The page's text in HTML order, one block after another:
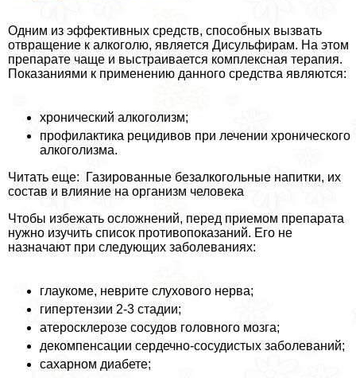
Одним из эффективных средств, способных вызвать
отвращение к алкоголю, является Дисульфирам. На этом
препарате чаще и выстраивается комплексная терапия.
Показаниями к применению данного средства являются:
хронический алкоголизм;
профилактика рецидивов при лечении хронического
алкоголизма.
Читать еще: Газированные безалкогольные напитки, их
состав и влияние на организм человека
Чтобы избежать осложнений, перед приемом препарата
нужно изучить список противопоказаний. Его не
назначают при следующих заболеваниях:
глаукоме, неврите слухового нерва;
гипертензии 2-3 стадии;
атеросклерозе сосудов головного мозга;
декомпенсации сердечно-сосудистых заболеваний;
сахарном диабете;